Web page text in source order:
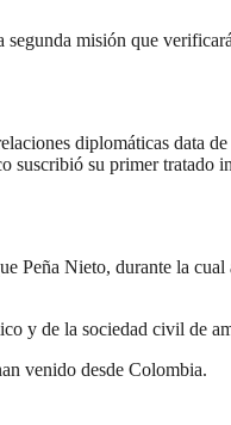
misión que
diplomáticas data de
suscribió su primer tratado
Peña Nieto, durante la cual
y de la sociedad civil de
venido desde Colombia.